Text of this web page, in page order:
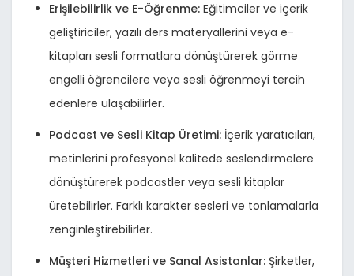
Erişilebilirlik ve E-Öğrenme: Eğitimciler ve içerik
geliştiriciler, yazılı ders materyallerini veya e-
kitapları sesli formatlara dönüştürerek görme
engelli öğrencilere veya sesli öğrenmeyi tercih
edenlere ulaşabilirler.
Podcast ve Sesli Kitap Üretimi: İçerik yaratıcıları,
metinlerini profesyonel kalitede seslendirmelere
dönüştürerek podcastler veya sesli kitaplar
üretebilirler. Farklı karakter sesleri ve tonlamalarla
zenginleştirebilirler.
Müşteri Hizmetleri ve Sanal Asistanlar: Şirketler,